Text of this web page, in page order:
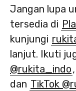
Jangan lupa
tersedia di
kunjungi
lanjut. Ikuti
@rukita_indo,
dan TikTok